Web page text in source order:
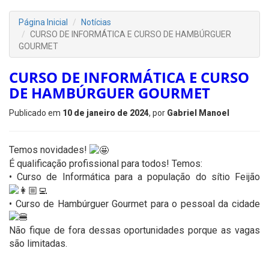
Página Inicial
Notícias
CURSO DE INFORMÁTICA E CURSO DE HAMBÚRGUER
GOURMET
CURSO DE INFORMÁTICA E CURSO
DE HAMBÚRGUER GOURMET
Publicado em 10 de janeiro de 2024, por Gabriel Manoel
Temos novidades!
É qualificação profissional para todos! Temos:
• Curso de Informática para a população do sítio Feijão
• Curso de Hambúrguer Gourmet para o pessoal da cidade
Não fique de fora dessas oportunidades porque as vagas
são limitadas.